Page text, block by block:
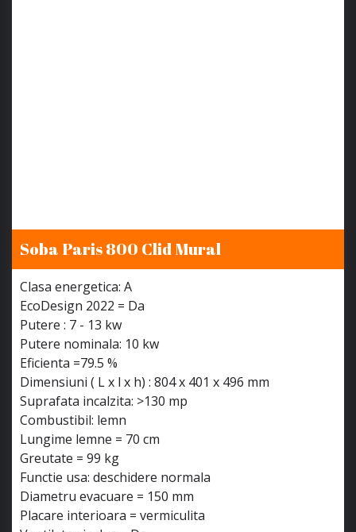
Soba Paris 800 Clid Mural
Clasa energetica: A
EcoDesign 2022 = Da
Putere : 7 - 13 kw
Putere nominala: 10 kw
Eficienta =79.5 %
Dimensiuni ( L x l x h) : 804 x 401 x 496 mm
Suprafata incalzita: >130 mp
Combustibil: lemn
Lungime lemne = 70 cm
Greutate = 99 kg
Functie usa: deschidere normala
Diametru evacuare = 150 mm
Placare interioara = vermiculita